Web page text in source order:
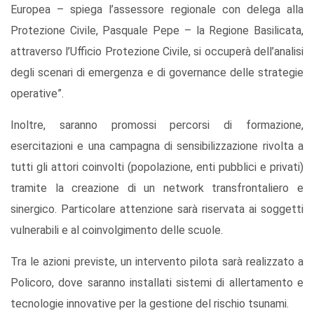
Europea – spiega l’assessore regionale con delega alla
Protezione Civile, Pasquale Pepe – la Regione Basilicata,
attraverso l’Ufficio Protezione Civile, si occuperà dell’analisi
degli scenari di emergenza e di governance delle strategie
operative”.
Inoltre, saranno promossi percorsi di formazione,
esercitazioni e una campagna di sensibilizzazione rivolta a
tutti gli attori coinvolti (popolazione, enti pubblici e privati)
tramite la creazione di un network transfrontaliero e
sinergico. Particolare attenzione sarà riservata ai soggetti
vulnerabili e al coinvolgimento delle scuole.
Tra le azioni previste, un intervento pilota sarà realizzato a
Policoro, dove saranno installati sistemi di allertamento e
tecnologie innovative per la gestione del rischio tsunami.